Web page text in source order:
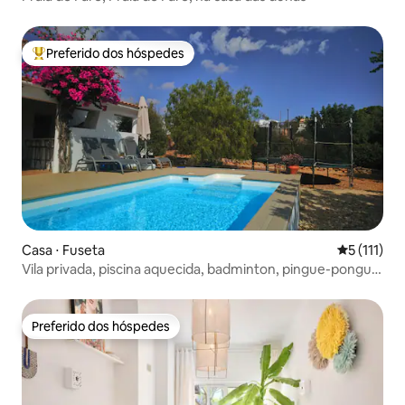
Entre os melhores preferidos dos hóspedes
Preferido dos hóspedes
Casa ⋅ Fuseta 5 de uma
5 (111)
Vila privada, piscina aquecida, badminton, pingue-pongue
Preferido dos hóspedes
Preferido dos hóspedes